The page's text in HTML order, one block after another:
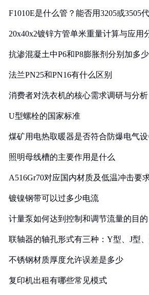
F1010E是什么管？能否用3205或3505
20x40x2镀锌方管单米重量计算与应用
抗渗混凝土中P6和P8膨胀剂分别加多少
法兰PN25和PN16有什么区别
消费者对洗衣机的核心需求调研与分析
U型螺栓的国家标准
煤矿用电热取暖器是否符合防爆电气
照明母线槽的主要作用是什么
A516Gr70对应国内材质及低温冲击要
镀镍钢带可以过多少电流
计量泵如何达到控制和调节流量的目的
联轴器的轴孔形式有三种：Y型、J型
不锈钢材质厚度允许误差是多少
复印机出租有哪些常见模式